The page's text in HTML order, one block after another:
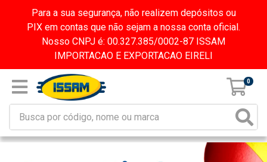
Para a sua segurança, não realizem depósitos ou
PIX em contas que não sejam a nossa conta oficial.
Nosso CNPJ é: 00.327.385/0002-87 ISSAM
IMPORTACAO E EXPORTACAO EIRELI
0